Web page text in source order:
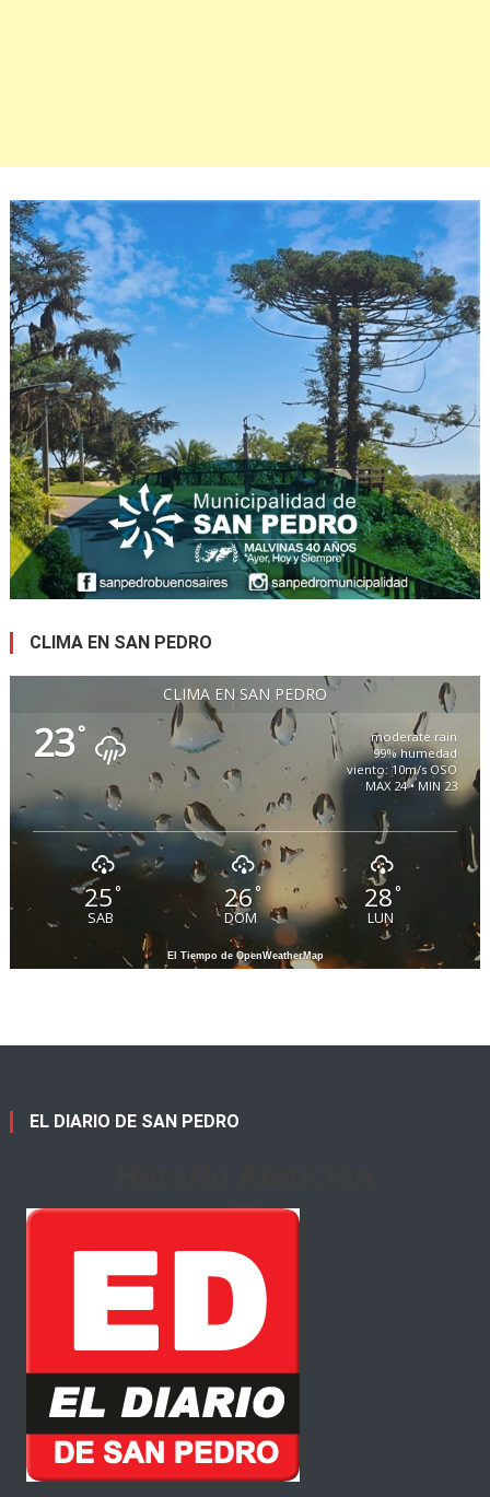
CLIMA EN SAN PEDRO
CLIMA EN SAN PEDRO
23°
moderate rain
99% humedad
viento: 10m/s OSO
MAX 24 • MIN 23
25°
SAB
26 °
DOM
28°
LUN
El Tiempo de OpenWeatherMap
EL DIARIO DE SAN PEDRO